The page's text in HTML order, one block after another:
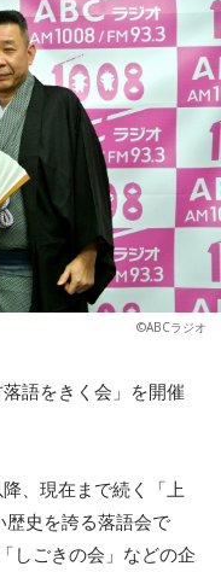
©ABCラジオ
語をきく会」を開催
、現在まで続く「上
史を誇る落語会で
しごきの会」などの企